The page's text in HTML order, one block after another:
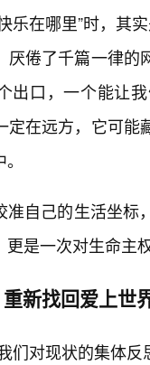
乐在哪里”时，其
厌倦了千篇一律
出口，一个能让
定在远方，它可
准自己的生活坐标
是一次对生命主
新找回爱上世
们对现状的集体反